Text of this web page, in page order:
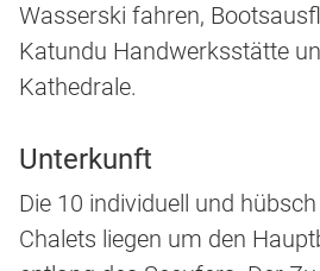
Wasserski fahren,
Katundu Handwerksstätte
Kathedrale.
Unterkunft
Die 10 individuell und
Chalets liegen um den